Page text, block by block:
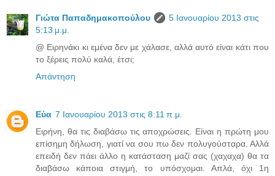
Γιώτα Παπαδημακοπούλου
5 Ιανουαρίου 2013 στις
5:13 μ.μ.
@ Ειρηνάκι κι εμένα δεν με χάλασε, αλλά αυτό είναι κάτι που
το ξέρεις πολύ καλά, έτσι;
Απάντηση
Εύα 7 Ιανουαρίου 2013 στις 8:11 π.μ.
Ειρήνη, θα τις διαβάσω τις αποχρώσεις. Είναι η πρώτη μου
επίσημη δήλωση, γιατί να σου πω δεν πολυγούσταρα. Αλλά
επειδή δεν πάει άλλο η κατάσταση μαζί σας (χαχαχα) θα τα
διαβάσω κάποια στιγμή, το υπόσχομαι. Απλά, όχι 1η